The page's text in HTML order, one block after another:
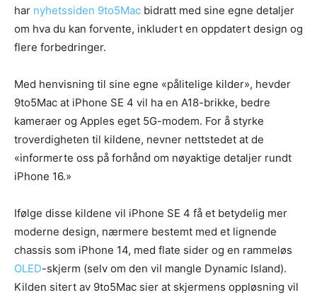
har nyhetssiden 9to5Mac bidratt med sine egne detaljer
om hva du kan forvente, inkludert en oppdatert design og
flere forbedringer.
Med henvisning til sine egne «pålitelige kilder», hevder
9to5Mac at iPhone SE 4 vil ha en A18-brikke, bedre
kameraer og Apples eget 5G-modem. For å styrke
troverdigheten til kildene, nevner nettstedet at de
«informerte oss på forhånd om nøyaktige detaljer rundt
iPhone 16.»
Ifølge disse kildene vil iPhone SE 4 få et betydelig mer
moderne design, nærmere bestemt med et lignende
chassis som iPhone 14, med flate sider og en rammeløs
OLED-skjerm (selv om den vil mangle Dynamic Island).
Kilden sitert av 9to5Mac sier at skjermens oppløsning vil